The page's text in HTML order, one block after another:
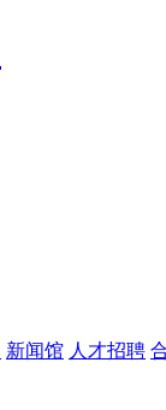
新闻馆 人才招聘